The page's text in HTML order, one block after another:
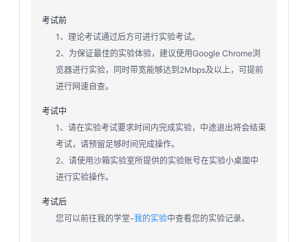
考试前
1、理论考试通过后方可进行实验考试。
2、为保证最佳的实验体验，建议使用Google Chrome浏
览器进行实验，同时带宽能够达到2Mbps及以上，可提前
进行网速自查。
考试中
1、请在实验考试要求时间内完成实验，中途退出将会结束
考试，请预留足够时间完成操作。
2、请使用沙箱实验室所提供的实验账号在实验小桌面中
进行实验操作。
考试后
您可以前往我的学堂-我的实验中查看您的实验记录。